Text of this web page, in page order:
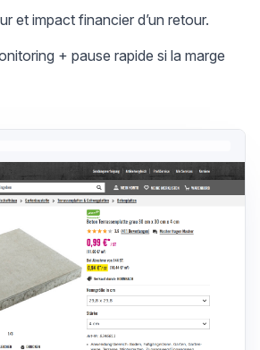
et impact financier d’un retour.
+ pause rapide si la marge